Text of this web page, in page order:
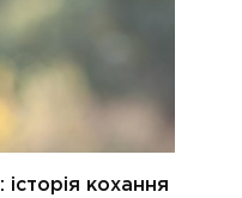
кохання